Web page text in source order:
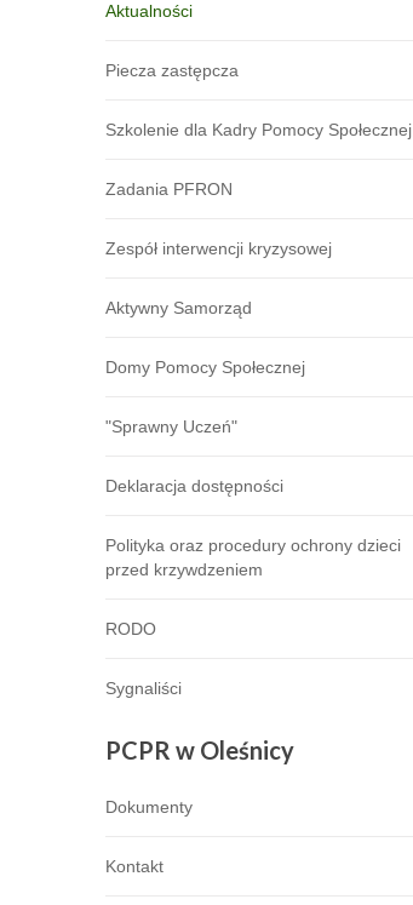
Aktualności
Piecza zastępcza
Szkolenie dla Kadry Pomocy Społecznej
Zadania PFRON
Zespół interwencji kryzysowej
Aktywny Samorząd
Domy Pomocy Społecznej
"Sprawny Uczeń"
Deklaracja dostępności
Polityka oraz procedury ochrony dzieci
przed krzywdzeniem
RODO
Sygnaliści
PCPR w Oleśnicy
Dokumenty
Kontakt